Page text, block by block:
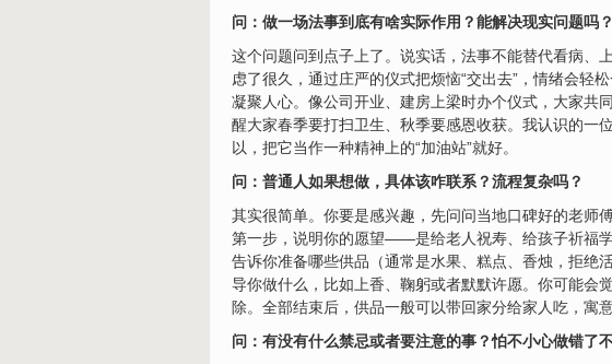
问：做一场法事到底有啥实际作用？能解决现实问题吗
这个问题问到点子上了。说实话，法事不能替代看病、
虑了很久，通过庄严的仪式把烦恼“交出去”，情绪会
凝聚人心。像公司开业、建房上梁时办个仪式，大家共
醒大家春季要打扫卫生、秋季要感恩收获。我认识的一
以，把它当作一种精神上的“加油站”就好。
问：普通人如果想做，具体该咋联系？流程复杂吗？
其实很简单。你要是感兴趣，先问问当地口碑好的老师
第一步，说明你的愿望——是给老人祝寿、给孩子祈福
告诉你准备哪些供品（通常是水果、糕点、香烛，拒绝
导你做什么，比如上香、鞠躬或者默默许愿。你可能会
除。全部结束后，供品一般可以带回家分给家人吃，寓意
问：有没有什么禁忌或者要注意的事？怕不小心做错了